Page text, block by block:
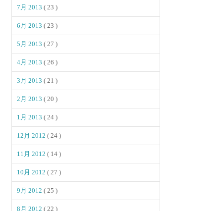
7月 2013( 23 )
6月 2013( 23 )
5月 2013( 27 )
4月 2013( 26 )
3月 2013( 21 )
2月 2013( 20 )
1月 2013( 24 )
12月 2012( 24 )
11月 2012( 14 )
10月 2012( 27 )
9月 2012( 25 )
8月 2012( 22 )